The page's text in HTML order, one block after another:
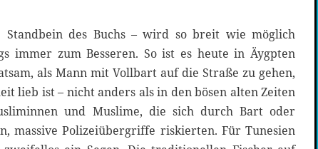
Standbein des Buchs – wird so breit wie möglich
immer zum Besseren. So ist es heute in Äygpten
als Mann mit Vollbart auf die Straße zu gehen,
lieb ist – nicht anders als in den bösen alten Zeiten
und Muslime, die sich durch Bart oder
massive Polizeiübergriffe riskierten. Für Tunesien